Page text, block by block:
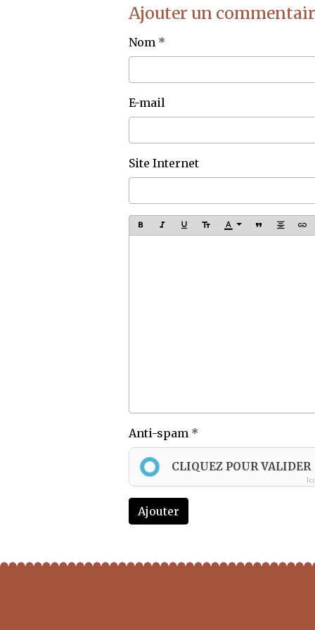
Ajouter un
Nom
E-mail
Site Internet
Anti-spam
CLIQUEZ POUR VALIDER
Ajouter